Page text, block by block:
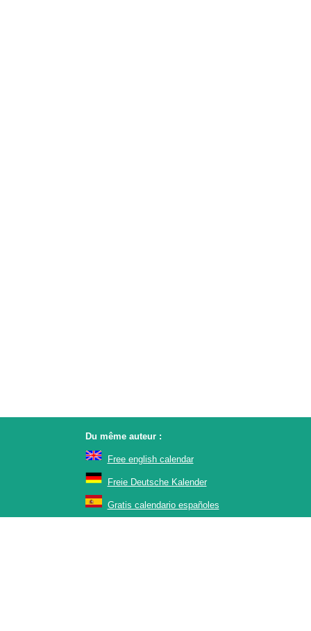
Du même auteur :
Free english calendar
Freie Deutsche Kalender
Gratis calendario españoles